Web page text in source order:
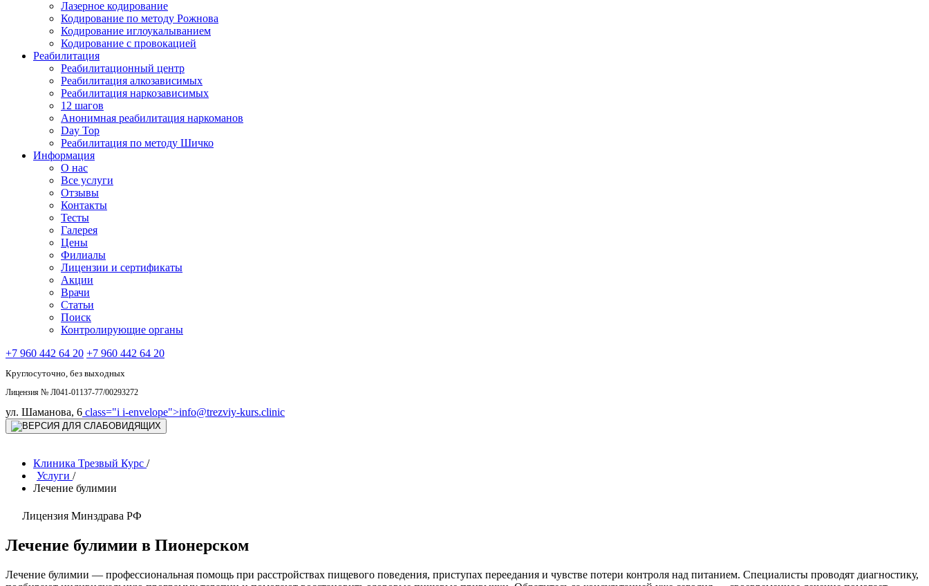
Лазерное кодирование
Кодирование по методу Рожнова
Кодирование иглоукалыванием
Кодирование с провокацией
Реабилитация
Реабилитационный центр
Реабилитация алкозависимых
Реабилитация наркозависимых
12 шагов
Анонимная реабилитация наркоманов
Day Top
Реабилитация по методу Шичко
Информация
О нас
Все услуги
Отзывы
Контакты
Тесты
Галерея
Цены
Филиалы
Лицензии и сертификаты
Акции
Врачи
Статьи
Поиск
Контролирующие органы
+7 960 442 64 20 +7 960 442 64 20
Круглосуточно, без выходных
Лицензия № Л041-01137-77/00293272
ул. Шаманова, 6 class="i i-envelope">info@trezviy-kurs.clinic
Клиника Трезвый Курс /
Услуги /
Лечение булимии
Лицензия Минздрава РФ
Лечение булимии в Пионерском
Лечение булимии — профессиональная помощь при расстройствах пищевого поведения, приступах переедания и чувстве потери контроля над питанием. Специалисты проводят диагностику,